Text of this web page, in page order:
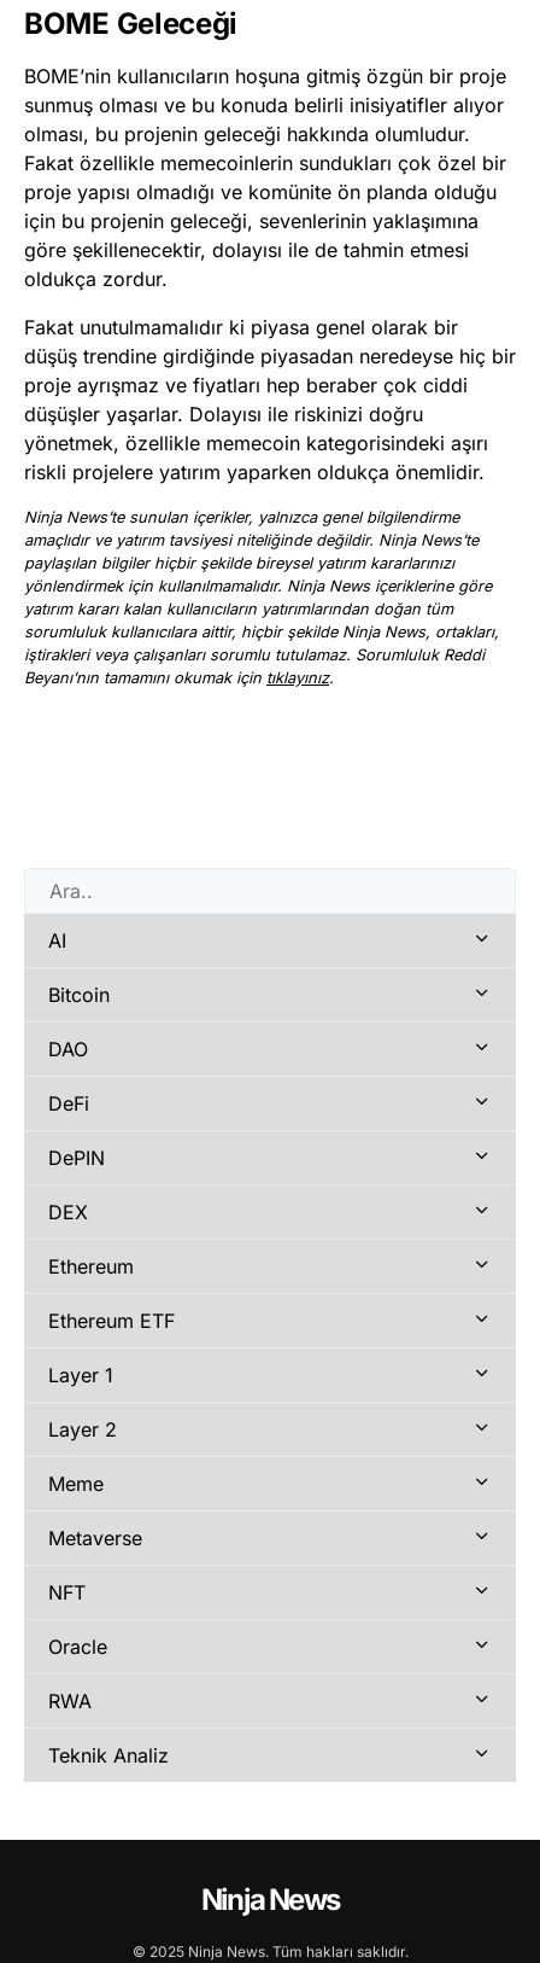
BOME Geleceği
BOME’nin kullanıcıların hoşuna gitmiş özgün bir proje
sunmuş olması ve bu konuda belirli inisiyatifler alıyor
olması, bu projenin geleceği hakkında olumludur.
Fakat özellikle memecoinlerin sundukları çok özel bir
proje yapısı olmadığı ve komünite ön planda olduğu
için bu projenin geleceği, sevenlerinin yaklaşımına
göre şekillenecektir, dolayısı ile de tahmin etmesi
oldukça zordur.
Fakat unutulmamalıdır ki piyasa genel olarak bir
düşüş trendine girdiğinde piyasadan neredeyse hiç bir
proje ayrışmaz ve fiyatları hep beraber çok ciddi
düşüşler yaşarlar. Dolayısı ile riskinizi doğru
yönetmek, özellikle memecoin kategorisindeki aşırı
riskli projelere yatırım yaparken oldukça önemlidir.
Ninja News’te sunulan içerikler, yalnızca genel bilgilendirme
amaçlıdır ve yatırım tavsiyesi niteliğinde değildir. Ninja News’te
paylaşılan bilgiler hiçbir şekilde bireysel yatırım kararlarınızı
yönlendirmek için kullanılmamalıdır. Ninja News içeriklerine göre
yatırım kararı kalan kullanıcıların yatırımlarından doğan tüm
sorumluluk kullanıcılara aittir, hiçbir şekilde Ninja News, ortakları,
iştirakleri veya çalışanları sorumlu tutulamaz. Sorumluluk Reddi
Beyanı’nın tamamını okumak için tıklayınız.
AI
Bitcoin
DAO
DeFi
DePIN
DEX
Ethereum
Ethereum ETF
Layer 1
Layer 2
Meme
Metaverse
NFT
Oracle
RWA
Teknik Analiz
Ninja News
© 2025 Ninja News. Tüm hakları saklıdır.